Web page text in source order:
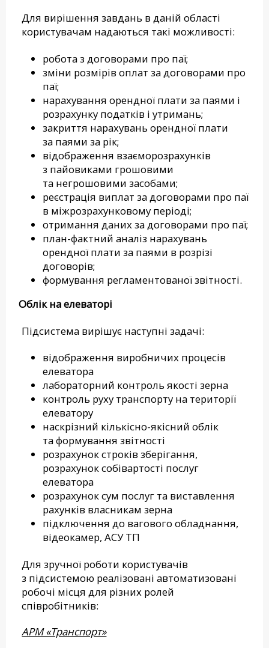
Для вирішення завдань в даній області
користувачам надаються такі можливості:
робота з договорами про паї;
зміни розмірів оплат за договорами про
паї;
нарахування орендної плати за паями і
розрахунку податків і утримань;
закриття нарахувань орендної плати
за паями за рік;
відображення взаєморозрахунків
з пайовиками грошовими
та негрошовими засобами;
реєстрація виплат за договорами про паї
в міжрозрахунковому періоді;
отримання даних за договорами про паї;
план-фактний аналіз нарахувань
орендної плати за паями в розрізі
договорів;
формування регламентованої звітності.
Облік на елеваторі
Підсистема вирішує наступні задачі:
відображення виробничих процесів
елеватора
лабораторний контроль якості зерна
контроль руху транспорту на території
елеватору
наскрізний кількісно-якісний облік
та формування звітності
розрахунок строків зберігання,
розрахунок собівартості послуг
елеватора
розрахунок сум послуг та виставлення
рахунків власникам зерна
підключення до вагового обладнання,
відеокамер, АСУ ТП
Для зручної роботи користувачів
з підсистемою реалізовані автоматизовані
робочі місця для різних ролей
співробітників:
АРМ «Транспорт»